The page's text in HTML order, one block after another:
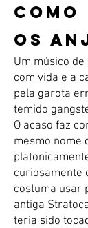
um mosaico
Com uma
Jefferson
explorar os
da alma
provocam,
surpreendem.
uma obra
leitura
cada conto é
assombro,
reflexões.
COMO
OS
Um músico
com vida e a
pela garota
temido
O acaso faz
mesmo nome
curiosamente
costuma usar
antiga
teria sido